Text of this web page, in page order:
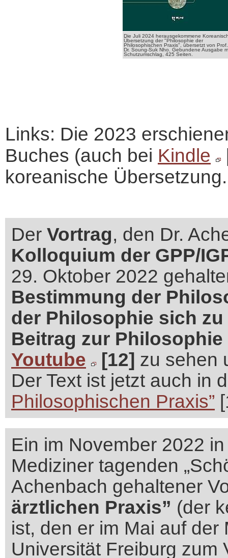
Die Juli 2024 herausgekommene
Übersetzung der "Philosophie der
Philosophischen Praxis", übersetzt von Prof.
Dr. Soung-Suk Nho. Gebundene Ausgabe
Schutzumschlag, 425 Seiten.
Links: Die 2023
Buches (auch bei Kindle
koreanische Übersetzung.
Der Vortrag, den Dr.
Kolloquium der GPP/
29. Oktober 2022
Bestimmung der
der Philosophie sich zu
Beitrag zur
Youtube
[12] zu sehen
Der Text ist jetzt auch in
Philosophischen Praxis”
Ein im November 2022
Mediziner tagenden
Achenbach gehaltener
ärztlichen Praxis” (der
ist, den er im Mai auf
Universität Freiburg